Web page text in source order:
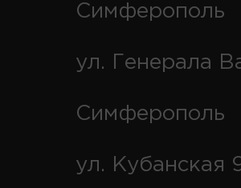
Симферополь
ул. Генерала
Симферополь
ул. Кубанская